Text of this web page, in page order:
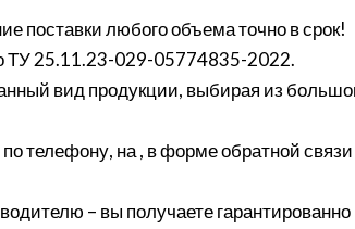
поставки любого объема точно в срок!
ТУ 25.11.23-029-05774835-2022.
вид продукции, выбирая из
телефону, на , в форме обратной связи
– вы получаете гарантированно